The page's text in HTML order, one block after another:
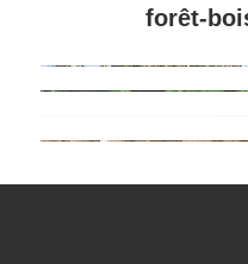
forêt-